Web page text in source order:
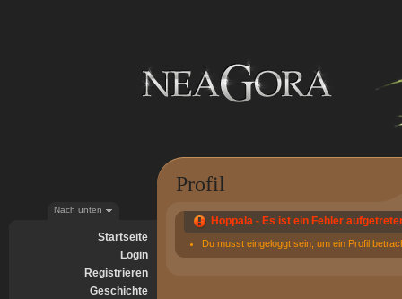
Nach unten
Startseite
Login
Registrieren
Geschichte
Profil
Hoppala - Es ist ein Fehler
Du musst eingeloggt sein, um ein Profil